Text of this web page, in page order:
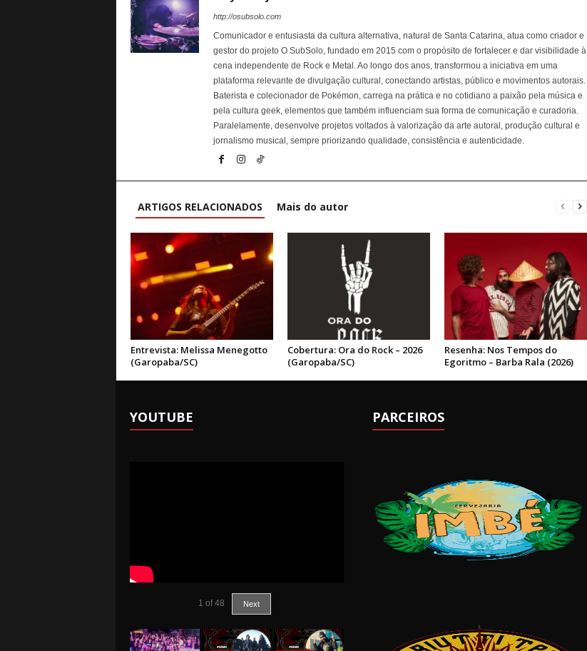
http://osubsolo.com
Comunicador e entusiasta da cultura alternativa, natural de Santa Catarina, atua como criador e
gestor do projeto O SubSolo, fundado em 2015 com o propósito de fortalecer e dar visibilidade à
cena independente de Rock e Metal. Ao longo dos anos, transformou a iniciativa em uma
plataforma relevante de divulgação cultural, conectando artistas, público e movimentos autorais.
Baterista e colecionador de Pokémon, carrega na prática e no cotidiano a paixão pela música e
pela cultura geek, elementos que também influenciam sua forma de comunicação e curadoria.
Paralelamente, desenvolve projetos voltados à valorização da arte autoral, produção cultural e
jornalismo musical, sempre priorizando qualidade, consistência e autenticidade.
ARTIGOS RELACIONADOS Mais do autor
Entrevista: Melissa Menegotto
(Garopaba/SC)
Cobertura: Ora do Rock – 2026
(Garopaba/SC)
Resenha: Nos Tempos do
Egoritmo – Barba Rala (2026)
YOUTUBE
1 of 48 Next
PARCEIROS